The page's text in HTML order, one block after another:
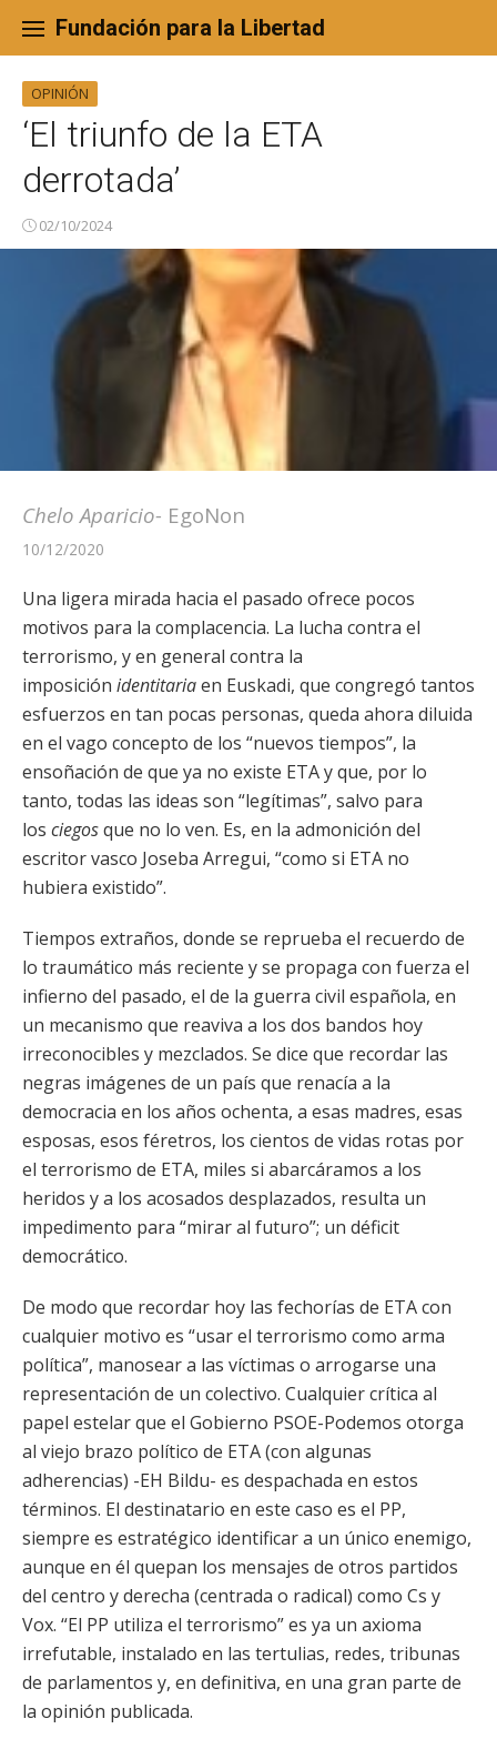
content
Fundación para la Libertad
OPINIÓN
‘El triunfo de la ETA
derrotada’
02/10/2024
Chelo Aparicio- EgoNon
10/12/2020
Una ligera mirada hacia el pasado ofrece pocos
motivos para la complacencia. La lucha contra el
terrorismo, y en general contra la
imposición identitariaen Euskadi, que congregó tantos
esfuerzos en tan pocas personas, queda ahora diluida
en el vago concepto de los “nuevos tiempos”, la
ensoñación de que ya no existe ETA y que, por lo
tanto, todas las ideas son “legítimas”, salvo para
los ciegosque no lo ven. Es, en la admonición del
escritor vasco Joseba Arregui, “como si ETA no
hubiera existido”.
Tiempos extraños, donde se reprueba el recuerdo de
lo traumático más reciente y se propaga con fuerza el
infierno del pasado, el de la guerra civil española, en
un mecanismo que reaviva a los dos bandos hoy
irreconocibles y mezclados. Se dice que recordar las
negras imágenes de un país que renacía a la
democracia en los años ochenta, a esas madres, esas
esposas, esos féretros, los cientos de vidas rotas por
el terrorismo de ETA, miles si abarcáramos a los
heridos y a los acosados desplazados, resulta un
impedimento para “mirar al futuro”; un déficit
democrático.
De modo que recordar hoy las fechorías de ETA con
cualquier motivo es “usar el terrorismo como arma
política”, manosear a las víctimas o arrogarse una
representación de un colectivo. Cualquier crítica al
papel estelar que el Gobierno PSOE-Podemos otorga
al viejo brazo político de ETA (con algunas
adherencias) -EH Bildu- es despachada en estos
términos. El destinatario en este caso es el PP,
siempre es estratégico identificar a un único enemigo,
aunque en él quepan los mensajes de otros partidos
del centro y derecha (centrada o radical) como Cs y
Vox. “El PP utiliza el terrorismo” es ya un axioma
irrefutable, instalado en las tertulias, redes, tribunas
de parlamentos y, en definitiva, en una gran parte de
la opinión publicada.